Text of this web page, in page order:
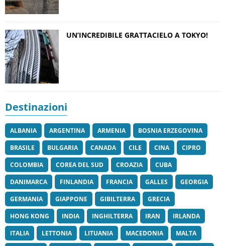
UN’INCREDIBILE GRATTACIELO A TOKYO!
Destinazioni
ALBANIA ARGENTINA ARMENIA
BOSNIA ERZEGOVINA
BRASILE
BULGARIA CANADA CILE CINA
CIPRO
COLOMBIA
COREA DEL SUD CROAZIA
CUBA
DANIMARCA
FINLANDIA FRANCIA GALLES
GEORGIA
GERMANIA
GIAPPONE GIBILTERRA
GRECIA
HONG KONG
INDIA INGHILTERRA IRAN
IRLANDA
ITALIA
LETTONIA LITUANIA MACEDONIA
MALTA